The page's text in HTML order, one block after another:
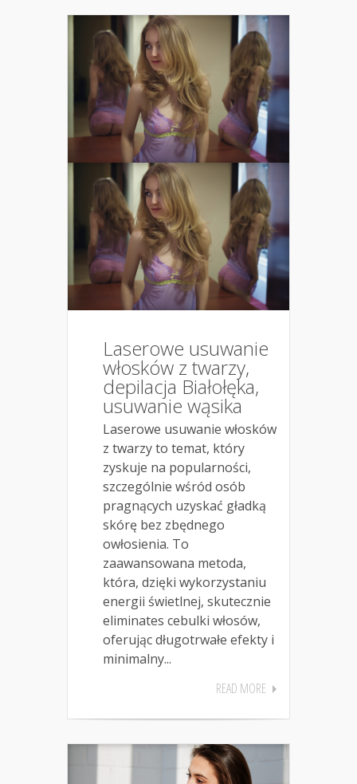
Laserowe usuwanie
włosków z twarzy,
depilacja Białołęka,
usuwanie wąsika
Laserowe usuwanie włosków
z twarzy to temat, który
zyskuje na popularności,
szczególnie wśród osób
pragnących uzyskać gładką
skórę bez zbędnego
owłosienia. To
zaawansowana metoda,
która, dzięki wykorzystaniu
energii świetlnej, skutecznie
eliminates cebulki włosów,
oferując długotrwałe efekty i
minimalny...
READ MORE